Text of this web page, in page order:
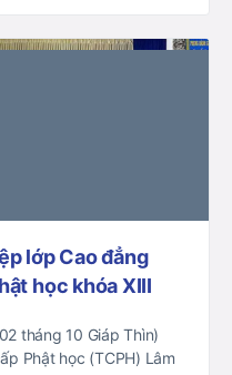
lớp Cao đẳng
học khóa XIII
tháng 10 Giáp Thìn)
Phật học (TCPH) Lâm